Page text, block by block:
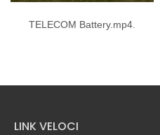
TELECOM Battery.mp4.
LINK VELOCI